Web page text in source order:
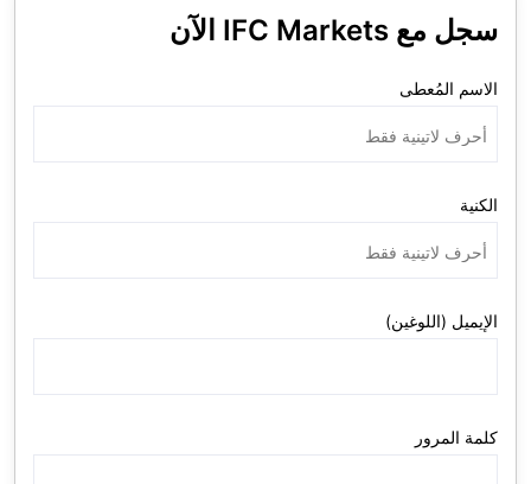
سجل مع IFC Markets الآن
الاسم المُعطى
الكنية
الإيميل (اللوغين)
كلمة المرور